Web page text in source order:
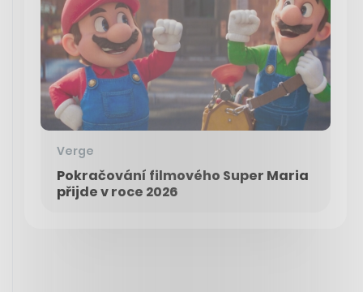
Verge
Pokračování filmového Super Maria
přijde v roce 2026